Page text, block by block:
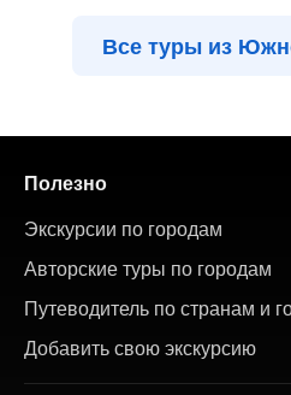
Все туры из
Полезно
Экскурсии по городам
Авторские туры по городам
Путеводитель по странам и
Добавить свою экскурсию